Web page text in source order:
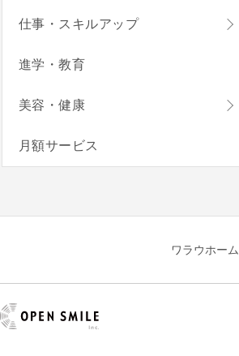
仕事・スキルアップ
進学・教育
美容・健康
月額サービス
ワラウホーム